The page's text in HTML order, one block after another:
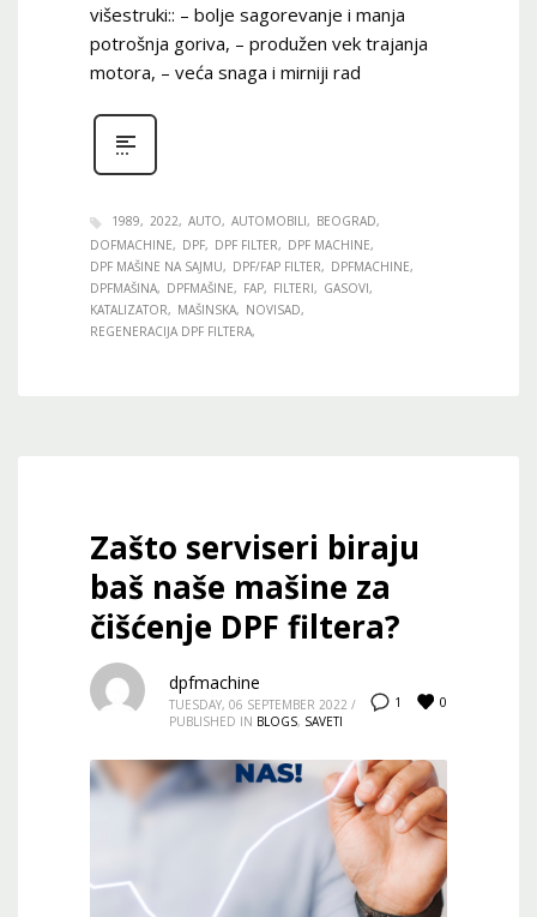
višestruki:: – bolje sagorevanje i manja
potrošnja goriva, – produžen vek trajanja
motora, – veća snaga i mirniji rad
1989 2022 AUTO AUTOMOBILI
BEOGRAD
DOFMACHINE
DPF DPF FILTER
DPF MACHINE
DPF MAŠINE NA SAJMU
DPF/FAP FILTER
DPFMACHINE
DPFMAŠINA
DPFMAŠINE FAP FILTERI
GASOVI
KATALIZATOR
MAŠINSKA
NOVISAD
REGENERACIJA DPF FILTERA
Zašto serviseri biraju
baš naše mašine za
čišćenje DPF filtera?
1 0
dpfmachine
TUESDAY, 06 SEPTEMBER 2022 /
PUBLISHED IN BLOGS, SAVETI